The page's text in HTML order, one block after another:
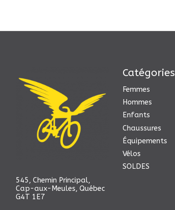
545, Chemin Principal,
Cap-aux-Meules, Québec
G4T 1E7
Catégories
Femmes
Hommes
Enfants
Chaussures
Équipements
Vélos
SOLDES